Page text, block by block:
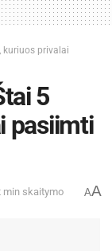
privalai
5
pasiimti
min skaitymo AA